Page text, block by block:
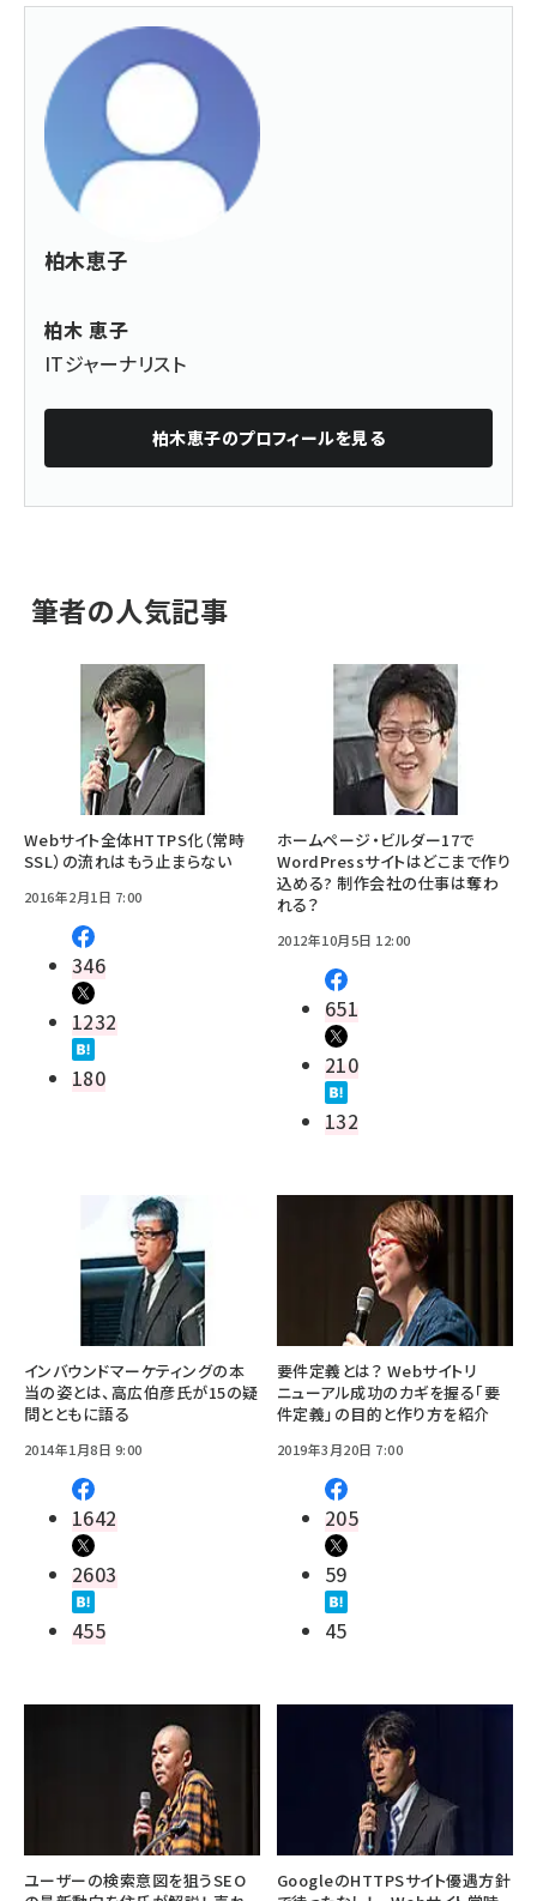
柏木恵子
柏木 恵子
ITジャーナリスト
柏木恵子のプロフィールを見る
筆者の人気記事
Webサイト全体HTTPS化（常時
SSL）の流れはもう止まらない
2016年2月1日 7:00
346
1232
180
ホームページ・ビルダー17で
WordPressサイトはどこまで作り
込める? 制作会社の仕事は奪わ
れる？
2012年10月5日 12:00
651
210
132
インバウンドマーケティングの本
当の姿とは、高広伯彦氏が15の疑
問とともに語る
2014年1月8日 9:00
1642
2603
455
要件定義とは？ Webサイトリ
ニューアル成功のカギを握る「要
件定義」の目的と作り方を紹介
2019年3月20日 7:00
205
59
45
ユーザーの検索意図を狙うSEO
GoogleのHTTPSサイト優遇方針